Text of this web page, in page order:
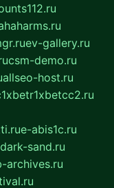
ev-gallery.ru
csm-demo.ru
allseo-host.ru
e-abis1c.ru
dark-sand.ru
archives.ru